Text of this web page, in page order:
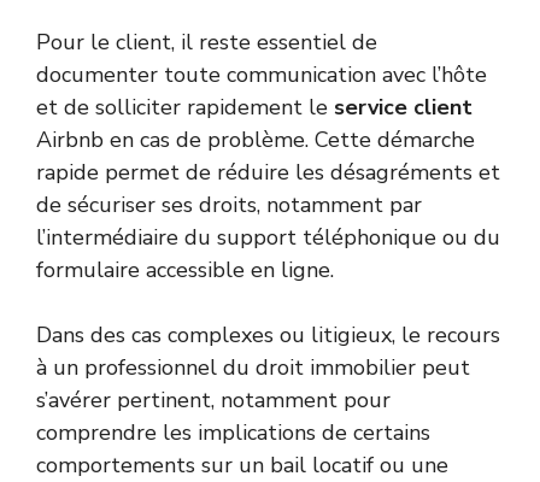
Pour le client, il reste essentiel de
documenter toute communication avec l’hôte
et de solliciter rapidement le service client
Airbnb en cas de problème. Cette démarche
rapide permet de réduire les désagréments et
de sécuriser ses droits, notamment par
l’intermédiaire du support téléphonique ou du
formulaire accessible en ligne.
Dans des cas complexes ou litigieux, le recours
à un professionnel du droit immobilier peut
s’avérer pertinent, notamment pour
comprendre les implications de certains
comportements sur un bail locatif ou une